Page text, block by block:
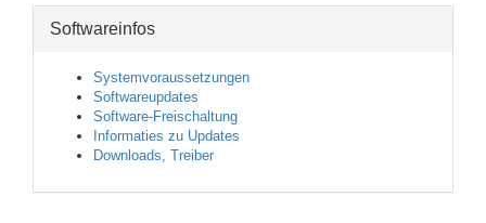
Softwareinfos
Systemvoraussetzungen
Softwareupdates
Software-Freischaltung
Informaties zu Updates
Downloads, Treiber